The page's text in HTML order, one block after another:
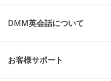
DMM英会話について
お客様サポート